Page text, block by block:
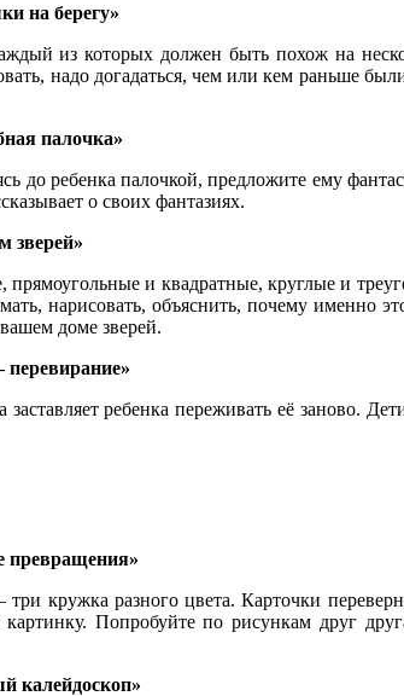
на берегу»
из которых должен быть похож на
надо догадаться, чем или кем раньше
палочка»
до ребенка палочкой, предложите ему
о своих фантазиях.
зверей»
и квадратные, круглые и
нарисовать, объяснить, почему именно
доме зверей.
перевирание»
ребенка переживать её заново.
превращения»
кружка разного цвета. Карточки
Попробуйте по рисункам друг
калейдоскоп»